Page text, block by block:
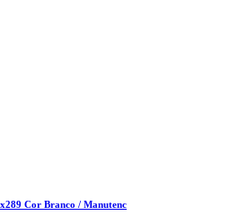
Cor Branco / Manutenc